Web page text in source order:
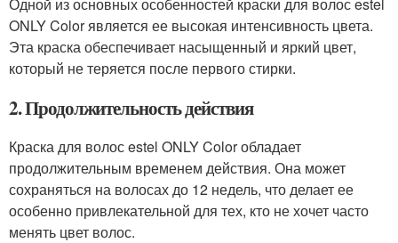
ONLY Color является ее высокая интенсивность цвета.
Эта краска обеспечивает насыщенный и яркий цвет,
который не теряется после первого стирки.
2. Продолжительность действия
Краска для волос estel ONLY Color обладает
продолжительным временем действия. Она может
сохраняться на волосах до 12 недель, что делает ее
особенно привлекательной для тех, кто не хочет часто
менять цвет волос.